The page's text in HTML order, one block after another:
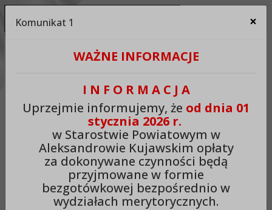
Ukryj panel ułatwień dostępu
A++ Zmień odstęp między literami
Zmień interlinię i margines
Czytaj odnośniki Czytaj tekst
Komunikat 1 ×
WAŻNE INFORMACJE
I N F O R M A C J A
Uprzejmie informujemy, że od dnia 01
stycznia 2026 r.
w Starostwie Powiatowym w
Aleksandrowie Kujawskim opłaty
za dokonywane czynności będą
przyjmowane w formie
bezgotówkowej bezpośrednio w
wydziałach merytorycznych.